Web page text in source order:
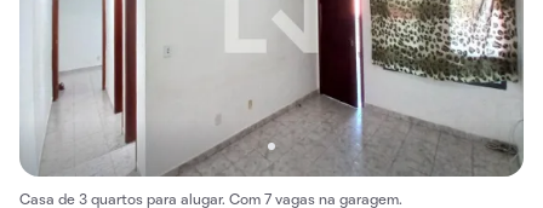
Casa de 3 quartos para alugar. Com 7 vagas na garagem.